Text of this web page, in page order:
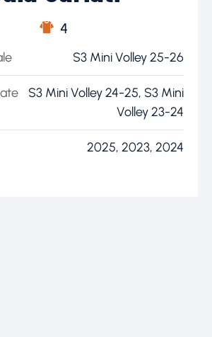
4
S3 Mini Volley 25-26
S3 Mini Volley 24-25, S3 Mini
Volley 23-24
2025, 2023, 2024